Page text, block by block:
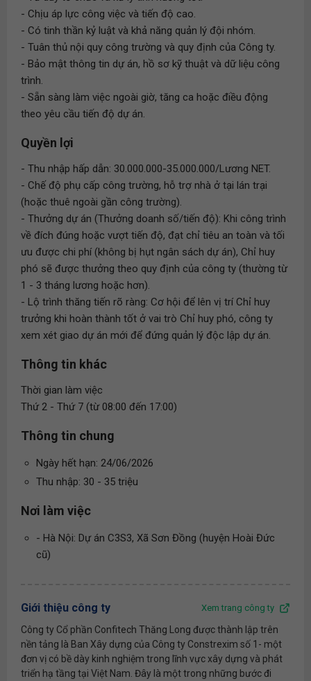
- Chịu áp lực công việc và tiến độ cao.
- Có tinh thần kỷ luật và khả năng quản lý đội nhóm.
- Tuân thủ nội quy công trường và quy định của Công ty.
- Bảo mật thông tin dự án, hồ sơ kỹ thuật và dữ liệu công
trình.
- Sẵn sàng làm việc ngoài giờ, tăng ca hoặc điều động
theo yêu cầu tiến độ dự án.
Quyền lợi
- Thu nhập hấp dẫn: 30.000.000-35.000.000/Lương NET.
- Chế độ phụ cấp công trường, hỗ trợ nhà ở tại lán trại
(hoặc thuê ngoài gần công trường).
- Thưởng dự án (Thưởng doanh số/tiến độ): Khi công trình
về đích đúng hoặc vượt tiến độ, đạt chỉ tiêu an toàn và tối
ưu được chi phí (không bị hụt ngân sách dự án), Chỉ huy
phó sẽ được thưởng theo quy định của công ty (thường từ
1 - 3 tháng lương hoặc hơn).
- Lộ trình thăng tiến rõ ràng: Cơ hội để lên vị trí Chỉ huy
trưởng khi hoàn thành tốt ở vai trò Chỉ huy phó, công ty
xem xét giao dự án mới để đứng quản lý độc lập dự án.
Thông tin khác
Thời gian làm việc
Thứ 2 - Thứ 7 (từ 08:00 đến 17:00)
Thông tin chung
Ngày hết hạn: 24/06/2026
Thu nhập: 30 - 35 triệu
Nơi làm việc
- Hà Nội: Dự án C3S3, Xã Sơn Đồng (huyện Hoài Đức
cũ)
Giới thiệu công ty Xem trang công ty
Công ty Cổ phần Confitech Thăng Long được thành lập trên
nền tảng là Ban Xây dựng của Công ty Constrexim số 1- một
đơn vị có bề dày kinh nghiệm trong lĩnh vực xây dựng và phát
triển hạ tầng tại Việt Nam. Đây là một trong những bước đi